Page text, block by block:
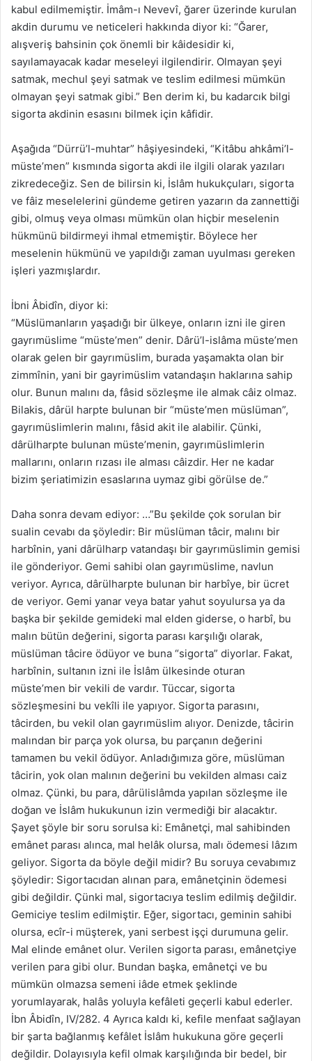
kabul edilmemiştir. İmâm-ı Nevevî, ğarer üzerinde kurulan
akdin durumu ve neticeleri hakkında diyor ki: “Ğarer,
alışveriş bahsinin çok önemli bir kâidesidir ki,
sayılamayacak kadar meseleyi ilgilendirir. Olmayan şeyi
satmak, mechul şeyi satmak ve teslim edilmesi mümkün
olmayan şeyi satmak gibi.” Ben derim ki, bu kadarcık bilgi
sigorta akdinin esasını bilmek için kâfidir.
Aşağıda “Dürrü’l-muhtar” hâşiyesindeki, “Kitâbu ahkâmi’l-
müste’men” kısmında sigorta akdi ile ilgili olarak yazıları
zikredeceğiz. Sen de bilirsin ki, İslâm hukukçuları, sigorta
ve fâiz meselelerini gündeme getiren yazarın da zannettiği
gibi, olmuş veya olması mümkün olan hiçbir meselenin
hükmünü bildirmeyi ihmal etmemiştir. Böylece her
meselenin hükmünü ve yapıldığı zaman uyulması gereken
işleri yazmışlardır.
İbni Âbidîn, diyor ki:
“Müslümanların yaşadığı bir ülkeye, onların izni ile giren
gayrımüslime “müste’men” denir. Dârü’l-islâma müste’men
olarak gelen bir gayrımüslim, burada yaşamakta olan bir
zimmînin, yani bir gayrimüslim vatandaşın haklarına sahip
olur. Bunun malını da, fâsid sözleşme ile almak câiz olmaz.
Bilakis, dârül harpte bulunan bir “müste’men müslüman”,
gayrımüslimlerin malını, fâsid akit ile alabilir. Çünki,
dârülharpte bulunan müste’menin, gayrımüslimlerin
mallarını, onların rızası ile alması câizdir. Her ne kadar
bizim şeriatimizin esaslarına uymaz gibi görülse de.”
Daha sonra devam ediyor: …”Bu şekilde çok sorulan bir
sualin cevabı da şöyledir: Bir müslüman tâcir, malını bir
harbînin, yani dârülharp vatandaşı bir gayrımüslimin gemisi
ile gönderiyor. Gemi sahibi olan gayrımüslime, navlun
veriyor. Ayrıca, dârülharpte bulunan bir harbîye, bir ücret
de veriyor. Gemi yanar veya batar yahut soyulursa ya da
başka bir şekilde gemideki mal elden giderse, o harbî, bu
malın bütün değerini, sigorta parası karşılığı olarak,
müslüman tâcire ödüyor ve buna “sigorta” diyorlar. Fakat,
harbînin, sultanın izni ile İslâm ülkesinde oturan
müste’men bir vekili de vardır. Tüccar, sigorta
sözleşmesini bu vekîli ile yapıyor. Sigorta parasını,
tâcirden, bu vekil olan gayrımüslim alıyor. Denizde, tâcirin
malından bir parça yok olursa, bu parçanın değerini
tamamen bu vekil ödüyor. Anladığımıza göre, müslüman
tâcirin, yok olan malının değerini bu vekilden alması caiz
olmaz. Çünki, bu para, dârülislâmda yapılan sözleşme ile
doğan ve İslâm hukukunun izin vermediği bir alacaktır.
Şayet şöyle bir soru sorulsa ki: Emânetçi, mal sahibinden
emânet parası alınca, mal helâk olursa, malı ödemesi lâzım
geliyor. Sigorta da böyle değil midir? Bu soruya cevabımız
şöyledir: Sigortacıdan alınan para, emânetçinin ödemesi
gibi değildir. Çünki mal, sigortacıya teslim edilmiş değildir.
Gemiciye teslim edilmiştir. Eğer, sigortacı, geminin sahibi
olursa, ecîr-i müşterek, yani serbest işçi durumuna gelir.
Mal elinde emânet olur. Verilen sigorta parası, emânetçiye
verilen para gibi olur. Bundan başka, emânetçi ve bu
mümkün olmazsa semeni iâde etmek şeklinde
yorumlayarak, halâs yoluyla kefâleti geçerli kabul ederler.
İbn Âbidîn, IV/282. 4 Ayrıca kaldı ki, kefile menfaat sağlayan
bir şarta bağlanmış kefâlet İslâm hukukuna göre geçerli
değildir. Dolayısıyla kefil olmak karşılığında bir bedel, bir